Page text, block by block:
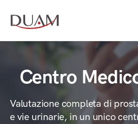
Centro
Valutazione completa di
e vie urinarie, in un unico